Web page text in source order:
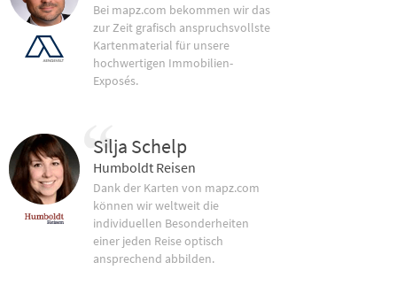
Bei mapz.com bekommen wir das
zur Zeit grafisch anspruchsvollste
Kartenmaterial für unsere
hochwertigen Immobilien-
Exposés.
Silja Schelp
Humboldt Reisen
Dank der Karten von mapz.com
können wir weltweit die
individuellen Besonderheiten
einer jeden Reise optisch
ansprechend abbilden.